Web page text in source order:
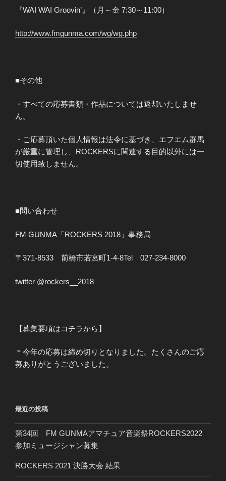
『WAI WAI Groovin’』（月～金 7:30～11:00）
http://www.fmgunma.com/wg/wg.php
■その他
・すべての応募書類・作品については返却いたしませ
ん。
・ご応募頂いた個人情報は法令に基づき、エフエム群馬
が厳重に管理し、ROCKERSに関連する目的以外には一
切使用致しません。
■問い合わせ
FM GUNMA「ROCKERS 2018」事務局
〒371-8533 前橋市若宮町1-4-8Tel 027-234-8000
twitter @rockers__2018
【募集要項はコチラから】
＊今年の応募は締め切りとなりました。たくさんのご応
募ありがとうございました。
最近の投稿
第34回 FM GUNMAアマチュア音楽祭ROCKERS2022
参加ミュージシャン募集
ROCKERS 2021 決勝大会 結果